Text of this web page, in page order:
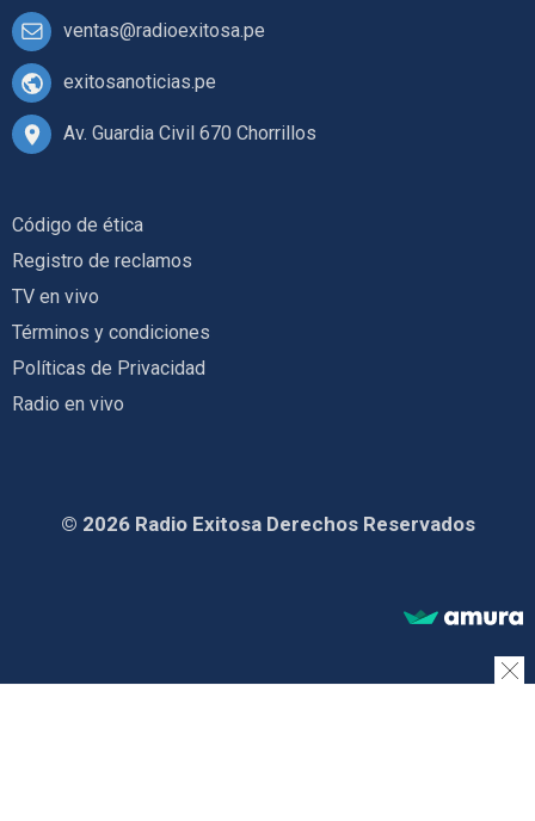
ventas@radioexitosa.pe
exitosanoticias.pe
Av. Guardia Civil 670 Chorrillos
Código de ética
Registro de reclamos
TV en vivo
Términos y condiciones
Políticas de Privacidad
Radio en vivo
© 2026 Radio Exitosa Derechos Reservados